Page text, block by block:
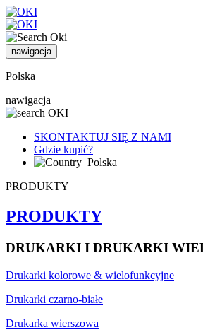
nawigacja
Polska
nawigacja
SKONTAKTUJ SIĘ Z NAMI
Gdzie kupić?
Polska
PRODUKTY
PRODUKTY
DRUKARKI I DRUKARKI
Drukarki kolorowe & wielofunkcyjne
Drukarki czarno-białe
Drukarka wierszowa